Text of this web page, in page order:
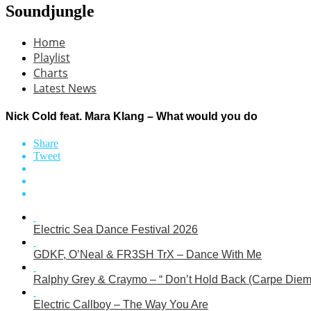
Soundjungle
Home
Playlist
Charts
Latest News
Nick Cold feat. Mara Klang – What would you do
Share
Tweet
Electric Sea Dance Festival 2026
GDKF, O’Neal & FR3SH TrX – Dance With Me
Ralphy Grey & Craymo – “ Don’t Hold Back (Carpe
Electric Callboy – The Way You Are